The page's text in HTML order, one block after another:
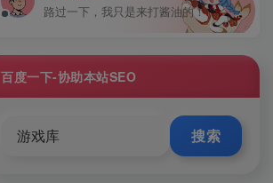
路过一下，我只是来打酱油的！
百度一下-协助本站SEO
搜索